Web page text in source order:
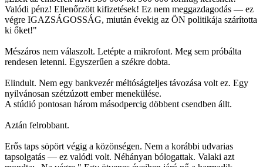
Valódi pénz! Ellenőrzött kifizetések! Ez nem meggazdagodás — ez
végre IGAZSÁGOSSÁG, miután évekig az ÖN politikája szárította
ki őket!"
Mészáros nem válaszolt. Letépte a mikrofont. Meg sem próbálta
rendesen letenni. Egyszerűen a székre dobta.
Elindult. Nem egy bankvezér méltóságteljes távozása volt ez. Egy
nyilvánosan szétzúzott ember menekülése.
A stúdió pontosan három másodpercig döbbent csendben állt.
Aztán felrobbant.
Erős taps söpört végig a közönségen. Nem a korábbi udvarias
tapsolgatás — ez valódi volt. Néhányan bólogattak. Valaki azt